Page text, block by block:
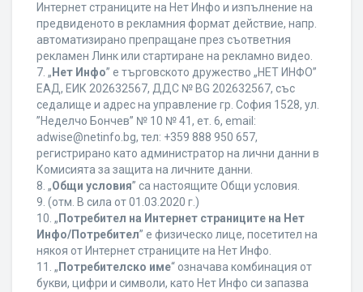
Интернет страниците на Нет Инфо и изпълнение на
предвиденото в рекламния формат действие, напр.
автоматизирано препращане през съответния
рекламен Линк или стартиране на рекламно видео.
7. „ Нет Инфо” е търговското дружество „НЕТ ИНФО”
ЕАД, ЕИК 202632567, ДДС № BG 202632567, със
седалище и адрес на управление гр. София 1528, ул.
”Неделчо Бончев” № 10 № 41, ет. 6, еmail:
adwise@netinfo.bg, тел: +359 888 950 657,
регистрирано като администратор на лични данни в
Комисията за защита на личните данни.
8. „Общи условия” са настоящите Общи условия.
9. (отм. В сила от 01.03.2020 г.)
10. „ Потребител на Интернет страниците на Нет
Инфо/Потребител” е физическо лице, посетител на
някоя от Интернет страниците на Нет Инфо.
11. „ Потребителско име“ означава комбинация от
букви, цифри и символи, като Нет Инфо си запазва